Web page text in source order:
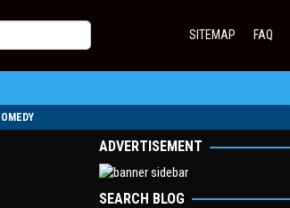
SITEMAP FAQ
ADVERTISEMENT
SEARCH BLOG